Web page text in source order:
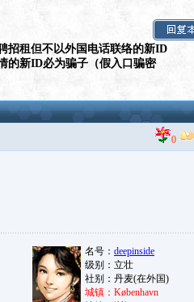
招租但不以外国电话联络的新ID
的新ID必为骗子（假入口骗密
0